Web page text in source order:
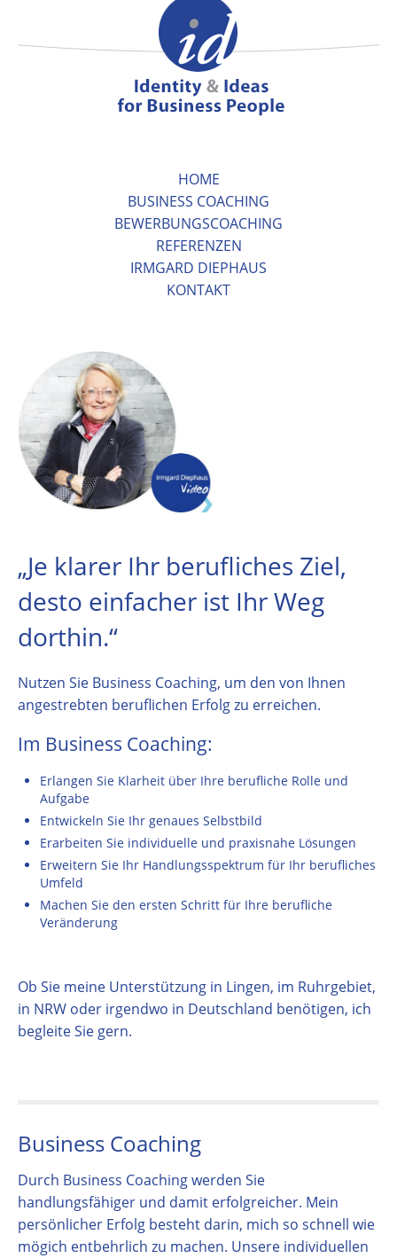
HOME
BUSINESS COACHING
BEWERBUNGSCOACHING
REFERENZEN
IRMGARD DIEPHAUS
KONTAKT
„Je klarer Ihr berufliches Ziel,
desto einfacher ist Ihr Weg
dorthin.“
Nutzen Sie Business Coaching, um den von Ihnen
angestrebten beruflichen Erfolg zu erreichen.
Im Business Coaching:
Erlangen Sie Klarheit über Ihre berufliche Rolle und
Aufgabe
Entwickeln Sie Ihr genaues Selbstbild
Erarbeiten Sie individuelle und praxisnahe Lösungen
Erweitern Sie Ihr Handlungsspektrum für Ihr berufliches
Umfeld
Machen Sie den ersten Schritt für Ihre berufliche
Veränderung
Ob Sie meine Unterstützung in Lingen, im Ruhrgebiet,
in NRW oder irgendwo in Deutschland benötigen, ich
begleite Sie gern.
Business Coaching
Durch Business Coaching werden Sie
handlungsfähiger und damit erfolgreicher. Mein
persönlicher Erfolg besteht darin, mich so schnell wie
mögich entbehrlich zu machen. Unsere individuellen